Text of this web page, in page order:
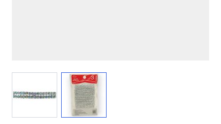
View larger imageView larger image